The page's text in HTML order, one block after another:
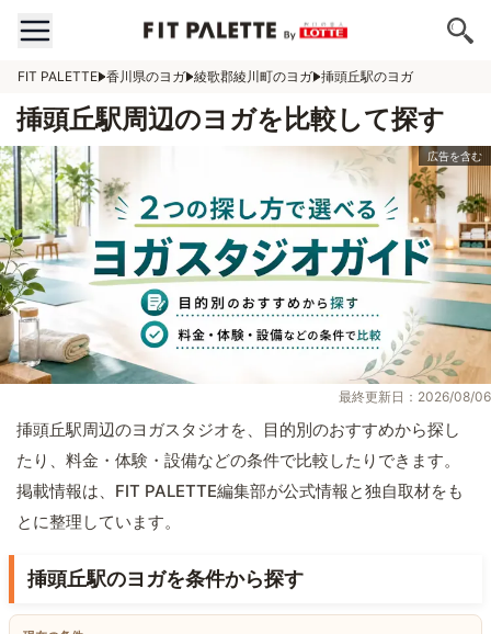
FIT PALETTE 香川県のヨガ 綾歌郡綾川町のヨガ 挿頭丘駅のヨガ
挿頭丘駅周辺のヨガを比較して探す
最終更新日：2026/08/06
挿頭丘駅周辺のヨガスタジオを、目的別のおすすめから探し
たり、料金・体験・設備などの条件で比較したりできます。
掲載情報は、FIT PALETTE編集部が公式情報と独自取材をも
とに整理しています。
挿頭丘駅のヨガを条件から探す